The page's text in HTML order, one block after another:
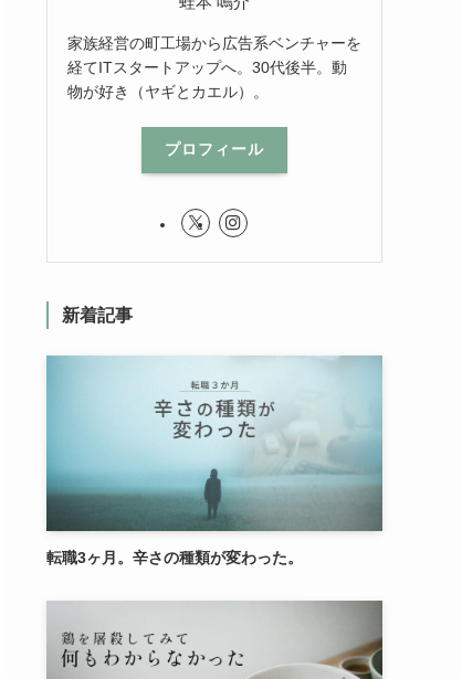
家族経営の町工場から広告系ベンチャーを
経てITスタートアップへ。30代後半。動
物が好き（ヤギとカエル）。
プロフィール
新着記事
転職3ヶ月。辛さの種類が変わった。